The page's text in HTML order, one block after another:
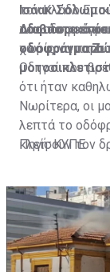
Ισάακ-
οδοιπορικό
οδοφράγματα
τον Κλάδο
του
χωρίς να
Διαβάστε
οδόφραγμα
Οδηγοί που
ότι ήταν
Νωρίτερα, οι
λεπτά το
κλείσουν τον
τους, οι
Τύμβο
Αγίου Δομετίου.
Πηγή: ΚΥΠΕ